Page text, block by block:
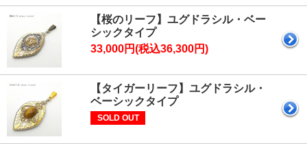
【桜のリーフ】ユグドラシル・ベー
シックタイプ
33,000円(税込36,300円)
【タイガーリーフ】ユグドラシル・
ベーシックタイプ
SOLD OUT